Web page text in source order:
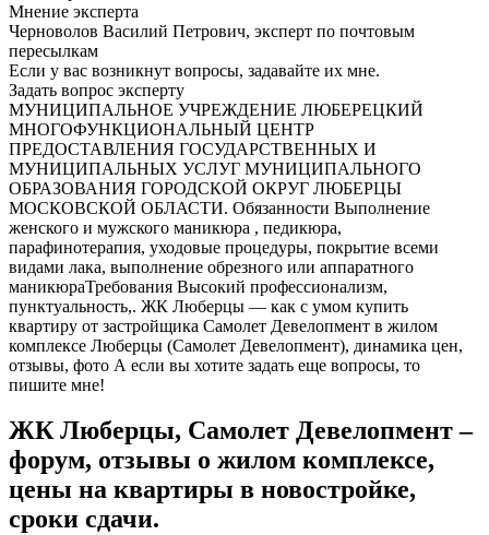
Мнение эксперта
Черноволов Василий Петрович, эксперт по почтовым
пересылкам
Если у вас возникнут вопросы, задавайте их мне.
Задать вопрос эксперту
МУНИЦИПАЛЬНОЕ УЧРЕЖДЕНИЕ ЛЮБЕРЕЦКИЙ
МНОГОФУНКЦИОНАЛЬНЫЙ ЦЕНТР
ПРЕДОСТАВЛЕНИЯ ГОСУДАРСТВЕННЫХ И
МУНИЦИПАЛЬНЫХ УСЛУГ МУНИЦИПАЛЬНОГО
ОБРАЗОВАНИЯ ГОРОДСКОЙ ОКРУГ ЛЮБЕРЦЫ
МОСКОВСКОЙ ОБЛАСТИ. Обязанности Выполнение
женского и мужского маникюра , педикюра,
парафинотерапия, уходовые процедуры, покрытие всеми
видами лака, выполнение обрезного или аппаратного
маникюраТребования Высокий профессионализм,
пунктуальность,. ЖК Люберцы — как с умом купить
квартиру от застройщика Самолет Девелопмент в жилом
комплексе Люберцы (Самолет Девелопмент), динамика цен,
отзывы, фото А если вы хотите задать еще вопросы, то
пишите мне!
ЖК Люберцы, Самолет Девелопмент –
форум, отзывы о жилом комплексе,
цены на квартиры в новостройке,
сроки сдачи.